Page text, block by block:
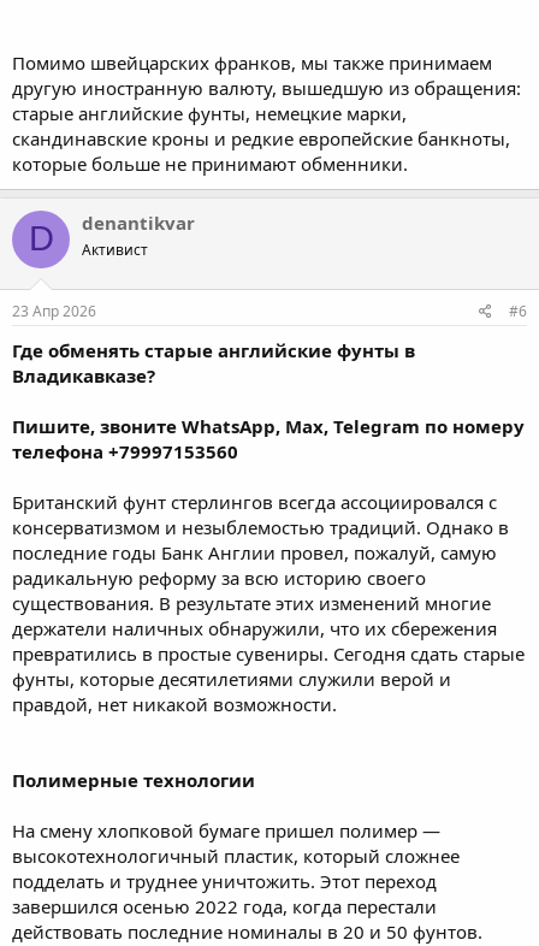
Помимо швейцарских франков, мы также принимаем
другую иностранную валюту, вышедшую из обращения:
старые английские фунты, немецкие марки,
скандинавские кроны и редкие европейские банкноты,
которые больше не принимают обменники.
D denantikvar
Активист
23 Апр 2026 #6
Где обменять старые английские фунты в
Владикавказе?
Пишите, звоните WhatsApp, Max, Telegram по номеру
телефона +79997153560
Британский фунт стерлингов всегда ассоциировался с
консерватизмом и незыблемостью традиций. Однако в
последние годы Банк Англии провел, пожалуй, самую
радикальную реформу за всю историю своего
существования. В результате этих изменений многие
держатели наличных обнаружили, что их сбережения
превратились в простые сувениры. Сегодня сдать старые
фунты, которые десятилетиями служили верой и
правдой, нет никакой возможности.
Полимерные технологии
На смену хлопковой бумаге пришел полимер —
высокотехнологичный пластик, который сложнее
подделать и труднее уничтожить. Этот переход
завершился осенью 2022 года, когда перестали
действовать последние номиналы в 20 и 50 фунтов.